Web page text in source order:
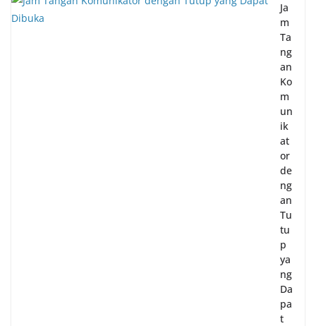
Ja
m
Ta
ng
an
Ko
m
un
ik
at
or
de
ng
an
Tu
tu
p
ya
ng
Da
pa
t